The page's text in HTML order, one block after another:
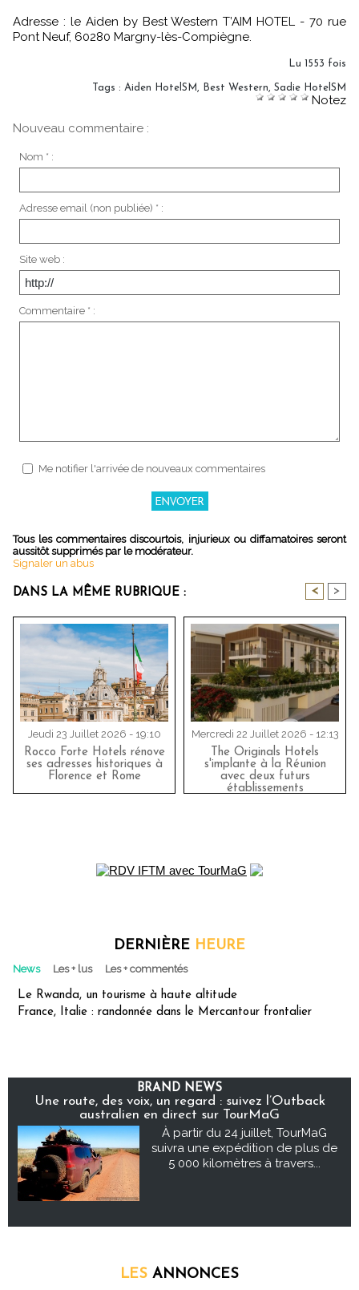
Adresse : le Aiden by Best Western T’AIM HOTEL - 70 rue
Pont Neuf, 60280 Margny-lès-Compiègne.
Lu 1553 fois
Tags : Aiden HotelSM, Best Western, Sadie HotelSM
Notez
Nouveau commentaire :
Nom * :
Adresse email (non publiée) * :
Site web :
Commentaire * :
Me notifier l'arrivée de nouveaux commentaires
Tous les commentaires discourtois, injurieux ou diffamatoires seront
aussitôt supprimés par le modérateur.
Signaler un abus
DANS LA MÊME RUBRIQUE : < >
Jeudi 23 Juillet 2026 - 19:10
Rocco Forte Hotels rénove
ses adresses historiques à
Florence et Rome
Mercredi 22 Juillet 2026 - 12:13
The Originals Hotels
s'implante à la Réunion
avec deux futurs
établissements
DERNIÈRE HEURE
News Les + lus Les + commentés
Le Rwanda, un tourisme à haute altitude
France, Italie : randonnée dans le Mercantour frontalier
BRAND NEWS
Une route, des voix, un regard : suivez l’Outback
australien en direct sur TourMaG
À partir du 24 juillet, TourMaG
suivra une expédition de plus de
5 000 kilomètres à travers...
LES ANNONCES